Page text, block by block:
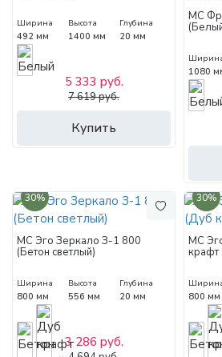
Ширина
492 мм
Высота
1400 мм
Глубина
20 мм
Купить
5 333 руб.
7 619 руб.
МС
1080
30%
МС Эго Зеркало З-1 800
(Бетон светлый)
Ширина
800 мм
Высота
556 мм
Глубина
20 мм
3 286 руб.
30%
МС
крафт
800 мм